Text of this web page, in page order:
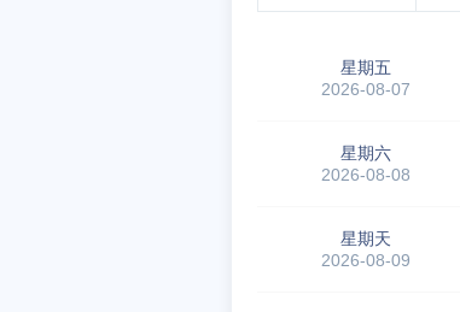
星期五
2026-08-07
星期六
2026-08-08
星期天
2026-08-09